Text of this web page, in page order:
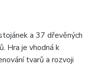
a 37 dřevěných
Hra je vhodná k
tvarů a rozvoji